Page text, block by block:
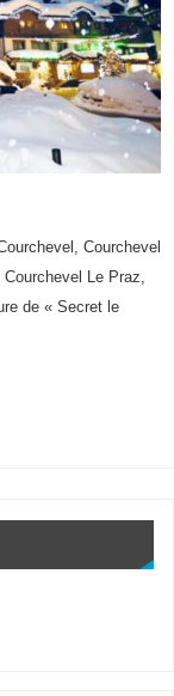
Courchevel
Le Praz,
de « Secret le